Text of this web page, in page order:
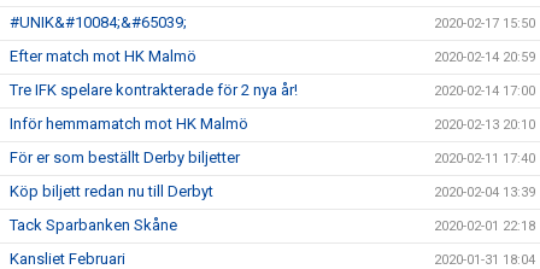
#UNIK&#10084;&#65039; 2020-02-17 15:50
Efter match mot HK Malmö 2020-02-14 20:59
Tre IFK spelare kontrakterade för 2 nya år! 2020-02-14 17:00
Inför hemmamatch mot HK Malmö 2020-02-13 20:10
För er som beställt Derby biljetter 2020-02-11 17:40
Köp biljett redan nu till Derbyt 2020-02-04 13:39
Tack Sparbanken Skåne 2020-02-01 22:18
Kansliet Februari 2020-01-31 18:04